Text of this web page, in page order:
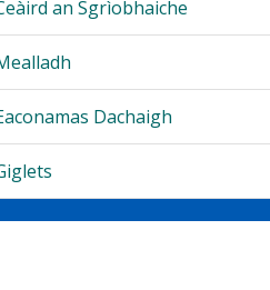
an Sgrìobhaiche
Dachaigh